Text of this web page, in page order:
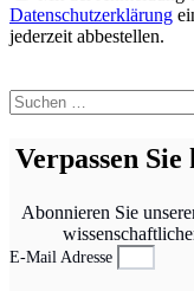
Datenschutzerklärung
jederzeit abbestellen.
Suchen
nach:
Verpassen
Abonnieren Sie
E-Mail Adresse